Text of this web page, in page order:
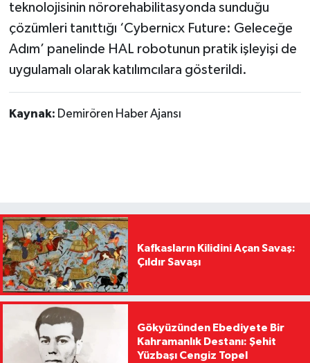
teknolojisinin nörorehabilitasyonda sunduğu
çözümleri tanıttığı ‘Cybernicx Future: Geleceğe
Adım’ panelinde HAL robotunun pratik işleyişi de
uygulamalı olarak katılımcılara gösterildi.
Kaynak: Demirören Haber Ajansı
Kafkasların Kilidini Açan Savaş:
Çıldır Savaşı
Gökyüzünden Ebediyete Bir
Kahramanlık Destanı: Şehit
Yüzbaşı Cengiz Topel